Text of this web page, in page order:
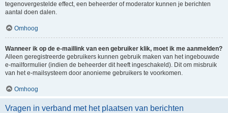
tegenovergestelde effect, een beheerder of moderator kunnen je berichten
aantal doen dalen.
Omhoog
Wanneer ik op de e-maillink van een gebruiker klik, moet ik me aanmelden?
Alleen geregistreerde gebruikers kunnen gebruik maken van het ingebouwde
e-mailformulier (indien de beheerder dit heeft ingeschakeld). Dit om misbruik
van het e-mailsysteem door anonieme gebruikers te voorkomen.
Omhoog
Vragen in verband met het plaatsen van berichten